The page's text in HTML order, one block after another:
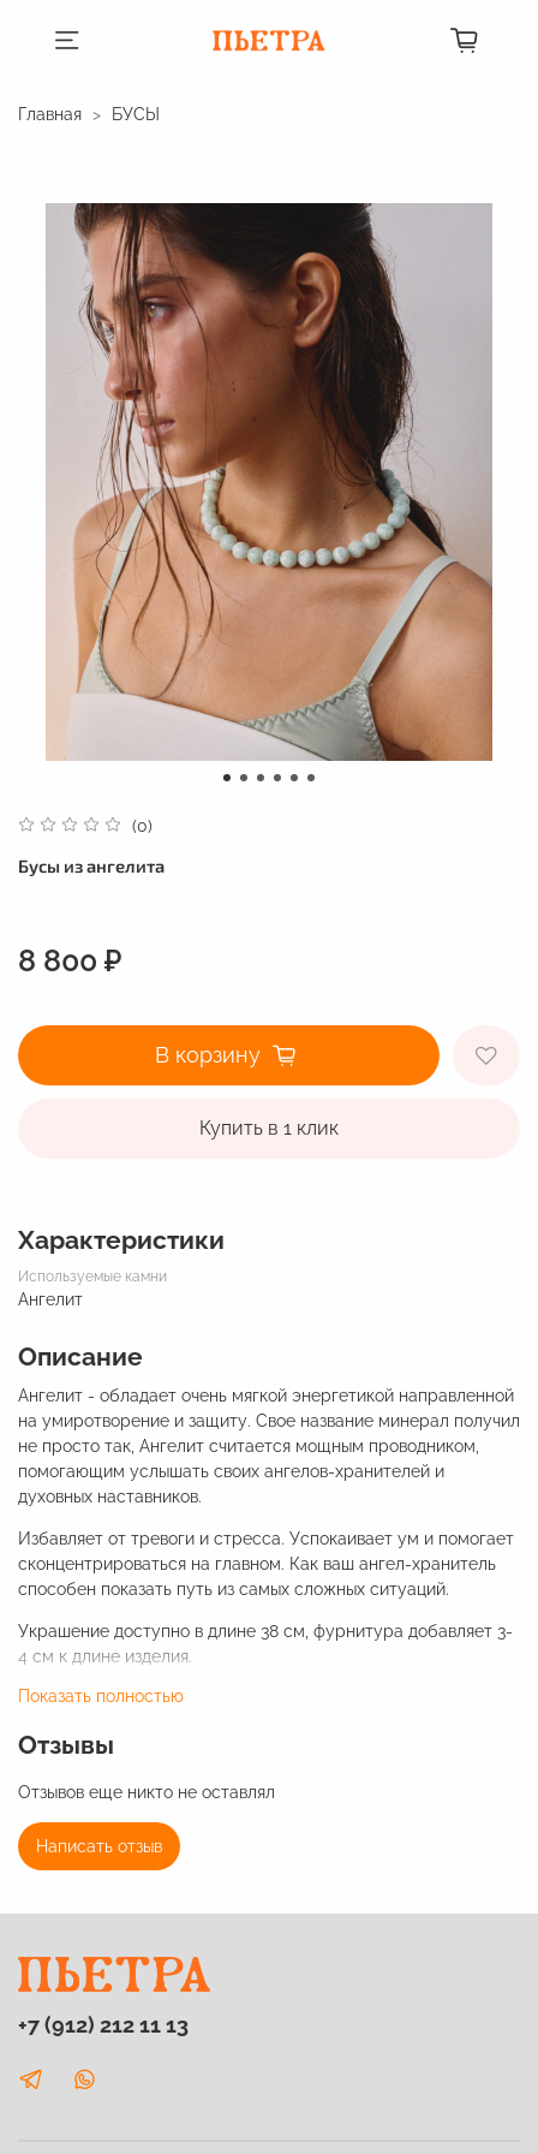
Главная БУСЫ
(0)
Бусы из ангелита
8 800 ₽
В корзину
Купить в 1 клик
Характеристики
Используемые камни
Ангелит
Описание
Ангелит - обладает очень мягкой энергетикой направленной
на умиротворение и защиту. Свое название минерал получил
не просто так, Ангелит считается мощным проводником,
помогающим услышать своих ангелов-хранителей и
духовных наставников.
Избавляет от тревоги и стресса. Успокаивает ум и помогает
сконцентрироваться на главном. Как ваш ангел-хранитель
способен показать путь из самых сложных ситуаций.
Украшение доступно в длине 38 см, фурнитура добавляет 3-
4 см к длине изделия.
Диаметр бусин - 14 мм.
Фурнитура - нержавеющая сталь.
Показать полностью
Отзывы
Отзывов еще никто не оставлял
Написать отзыв
+7 (912) 212 11 13